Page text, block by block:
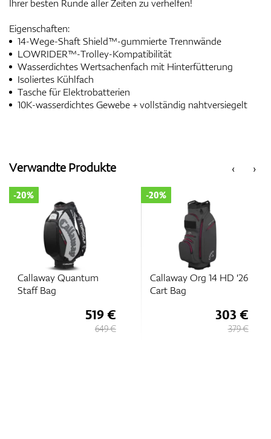
Ihrer besten Runde aller Zeiten zu verhelfen!
Eigenschaften:
14-Wege-Shaft Shield™-gummierte Trennwände
LOWRIDER™-Trolley-Kompatibilität
Wasserdichtes Wertsachenfach mit Hinterfütterung
Isoliertes Kühlfach
Tasche für Elektrobatterien
10K-wasserdichtes Gewebe + vollständig nahtversiegelt
‹
Verwandte Produkte ›
Callaway Quantum
Staff Bag
-20%
519 €
649 €
Callaway Org 14 HD '26
Cart Bag
-20%
303 €
379 €